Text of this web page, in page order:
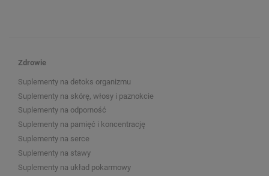
Zdrowie
Suplementy na detoks organizmu
Suplementy na skórę, włosy i paznokcie
Suplementy na odporność
Suplementy na pamięć i koncentrację
Suplementy na serce
Suplementy na stawy
Suplementy na układ pokarmowy